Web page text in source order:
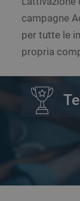
campagne
per tutte le
propria